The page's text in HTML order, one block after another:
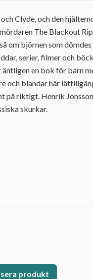
Clyde, och den
The Blackout
om björnen som
serier, filmer och
en bok för barn
och blandar här
på riktigt. Henrik
skurkar.
produkt